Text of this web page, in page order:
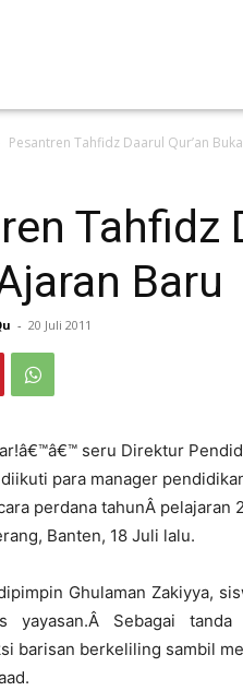
Pesantren Tahfidz Daarul Qur’an
Tahfidz
Baru
- 20 Juli 2011
seru Direktur
para manager
perdana tahunÂ pelajaran
Banten, 18 Juli lalu.
Ghulaman Zakiyya,
yayasan.Â Sebagai
barisan berkeliling sambil